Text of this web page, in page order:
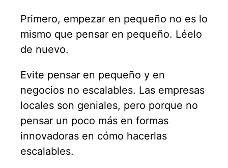
Primero, empezar en pequeño no es lo
mismo que pensar en pequeño. Léelo
de nuevo.
Evite pensar en pequeño y en
negocios no escalables. Las empresas
locales son geniales, pero porque no
pensar un poco más en formas
innovadoras en cómo hacerlas
escalables.